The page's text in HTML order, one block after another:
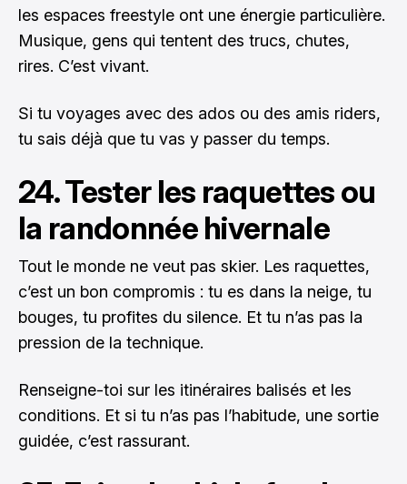
les espaces freestyle ont une énergie particulière.
Musique, gens qui tentent des trucs, chutes,
rires. C’est vivant.
Si tu voyages avec des ados ou des amis riders,
tu sais déjà que tu vas y passer du temps.
24. Tester les raquettes ou
la randonnée hivernale
Tout le monde ne veut pas skier. Les raquettes,
c’est un bon compromis : tu es dans la neige, tu
bouges, tu profites du silence. Et tu n’as pas la
pression de la technique.
Renseigne-toi sur les itinéraires balisés et les
conditions. Et si tu n’as pas l’habitude, une sortie
guidée, c’est rassurant.